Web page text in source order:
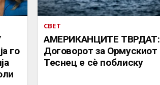
го
СВЕТ
АМЕРИКАНЦИТЕ ТВРДАТ:
Договорот за Ормускиот
Теснец е сè поблиску